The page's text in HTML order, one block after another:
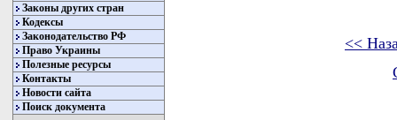
Законы других стран
Кодексы
Законодательство РФ
Право Украины
Полезные ресурсы
Контакты
Новости сайта
Поиск документа
<<